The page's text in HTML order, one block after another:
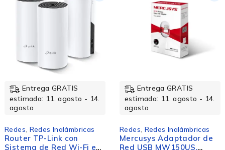
Entrega GRATIS
estimada: 11. agosto - 14.
agosto
Redes,Redes Inalámbricas
Mercusys Adaptador de
Red USB MW150US,
Entrega GRATIS
estimada: 11. agosto -
agosto
Redes,Redes
Router Mercusys Fast
Ethernet MW330HP,